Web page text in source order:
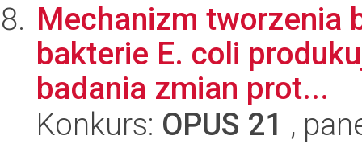
Mechanizm tworzenia
bakterie E. coli
badania zmian prot...
Konkurs: OPUS 21 ,